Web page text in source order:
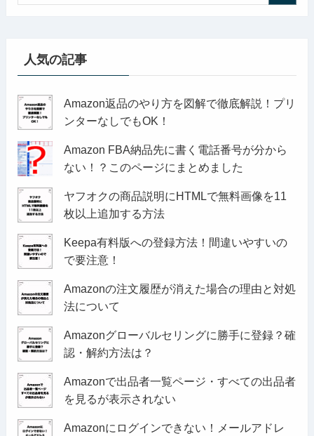
人気の記事
Amazon返品のやり方を図解で徹底解説！プリ
ンターなしでもOK！
Amazon FBA納品先に書く電話番号が分から
ない！？このページにまとめました
ヤフオクの商品説明にHTMLで無料画像を11
枚以上追加する方法
Keepa有料版への登録方法！間違いやすいの
で要注意！
Amazonの注文履歴が消えた場合の理由と対処
法について
Amazonグローバルセリングに勝手に登録？確
認・解約方法は？
Amazonで出品者一覧ページ・すべての出品者
を見るが表示されない
Amazonにログインできない！メールアドレ